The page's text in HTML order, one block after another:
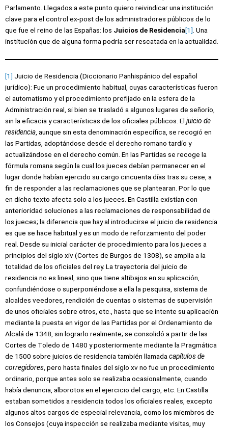
Parlamento. Llegados a este punto quiero reivindicar una institución
clave para el control ex-post de los administradores públicos de lo
que fue el reino de las Españas: los Juicios de Residencia[1] . Una
institución que de alguna forma podría ser rescatada en la actualidad.
[1] Juicio de Residencia (Diccionario Panhispánico del español
jurídico): Fue un procedimiento habitual, cuyas características fueron
el automatismo y el procedimiento prefijado en la esfera de la
Administración real, si bien se trasladó a algunos lugares de señorío,
sin la eficacia y características de los oficiales públicos. El juicio de
residencia , aunque sin esta denominación específica, se recogió en
las Partidas, adoptándose desde el derecho romano tardío y
actualizándose en el derecho común. En las Partidas se recoge la
fórmula romana según la cual los jueces debían permanecer en el
lugar donde habían ejercido su cargo cincuenta días tras su cese, a
fin de responder a las reclamaciones que se plantearan. Por lo que
en dicho texto afecta solo a los jueces. En Castilla existían con
anterioridad soluciones a las reclamaciones de responsabilidad de
los jueces; la diferencia que hay al introducirse el juicio de residencia
es que se hace habitual y es un modo de reforzamiento del poder
real. Desde su inicial carácter de procedimiento para los jueces a
principios del siglo xiv (Cortes de Burgos de 1308), se amplía a la
totalidad de los oficiales del rey. La trayectoria del juicio de
residencia no es lineal, sino que tiene altibajos en su aplicación,
confundiéndose o superponiéndose a ella la pesquisa, sistema de
alcaldes veedores, rendición de cuentas o sistemas de supervisión
de unos oficiales sobre otros, etc., hasta que se intente su aplicación
mediante la puesta en vigor de las Partidas por el Ordenamiento de
Alcalá de 1348, sin lograrlo realmente; se consolidó a partir de las
Cortes de Toledo de 1480 y posteriormente mediante la Pragmática
de 1500 sobre juicios de residencia también llamada capítulos de
corregidores , pero hasta finales del siglo xv no fue un procedimiento
ordinario, porque antes solo se realizaba ocasionalmente, cuando
había denuncia, alborotos en el ejercicio del cargo, etc. En Castilla
estaban sometidos a residencia todos los oficiales reales, excepto
algunos altos cargos de especial relevancia, como los miembros de
los Consejos (cuya inspección se realizaba mediante visitas, muy